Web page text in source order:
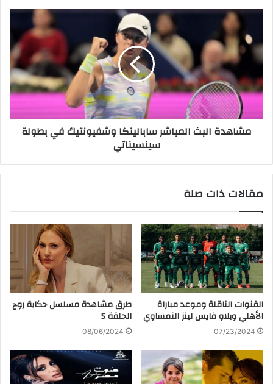
مشاهدة البث المباشر سابالينكا وشفيونتيك في بطولة
سينسيناتي
مقالات ذات صلة
القنوات الناقلة وموعد مباراة
الأهلي وبلاو فايس لينز النمساوي
07/23/2024
طرق مشاهدة مسلسل حكاية روح
الحلقة 5
08/06/2024